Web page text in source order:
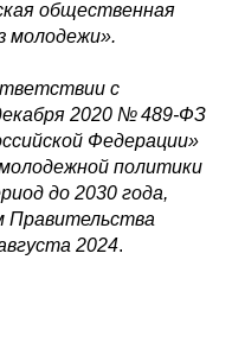
общественная
молодежи».
с
2020 № 489-ФЗ
Федерации»
политики
до 2030 года,
Правительства
2024.